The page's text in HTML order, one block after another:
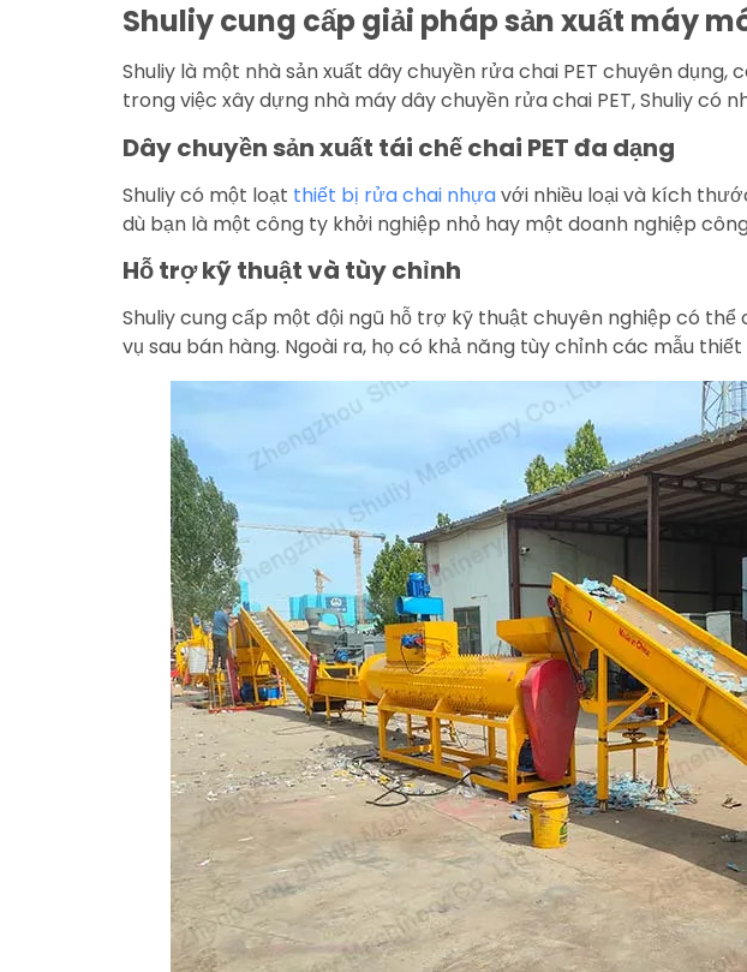
Shuliy cung cấp giải pháp sản xuất máy
Shuliy là một nhà sản xuất dây chuyền rửa chai PET chuyên
trong việc xây dựng nhà máy dây chuyền rửa chai PET, Shuliy có
Dây chuyền sản xuất tái chế chai PET đa dạng
Shuliy có một loạt thiết bị rửa chai nhựavới nhiều loại và kích
dù bạn là một công ty khởi nghiệp nhỏ hay một doanh nghiệp
Hỗ trợ kỹ thuật và tùy chỉnh
Shuliy cung cấp một đội ngũ hỗ trợ kỹ thuật chuyên nghiệp có
vụ sau bán hàng. Ngoài ra, họ có khả năng tùy chỉnh các mẫu